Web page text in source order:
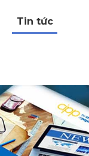
Tin tức